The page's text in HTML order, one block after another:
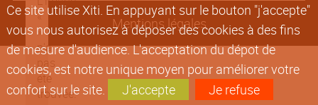
Ce site utilise Xiti. En appuyant sur le bouton "j'accepte"
vous nous autorisez à déposer des cookies à des fins
de mesure d'audience. L'acceptation du dépot de
cookies, est notre unique moyen pour améliorer votre
confort sur le site.
J'accepte Je refuse
Mentions légales